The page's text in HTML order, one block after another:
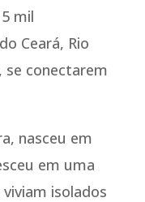
mil
Ceará, Rio
se conectarem
nasceu em
em uma
isolados